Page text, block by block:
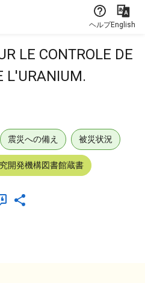
ヘルプEnglish
LE CONTROLE DE
L'URANIUM.
震災への備え 被災状況
開発機構図書館蔵書